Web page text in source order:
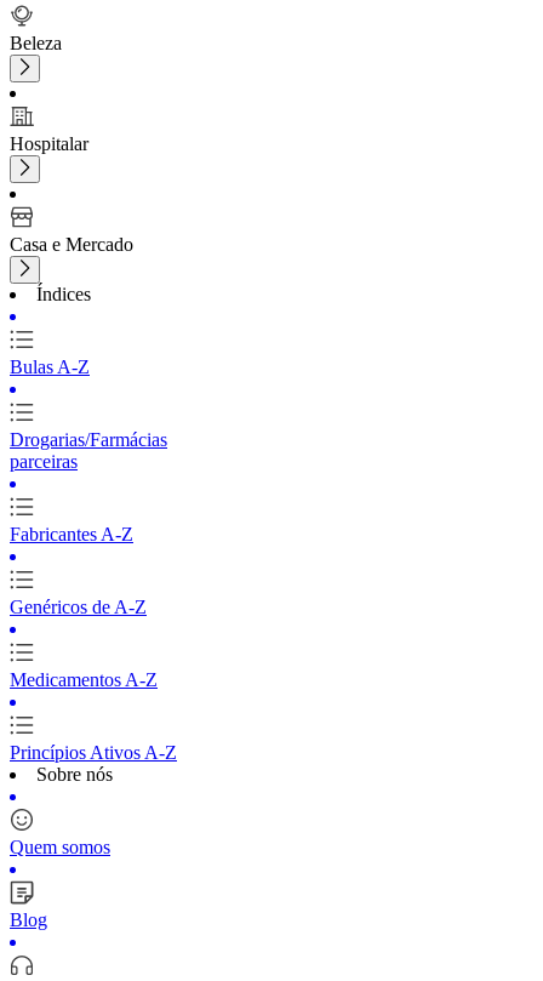
Beleza
Hospitalar
Casa e Mercado
Índices
Bulas A-Z
Drogarias/Farmácias
parceiras
Fabricantes A-Z
Genéricos de A-Z
Medicamentos A-Z
Princípios Ativos A-Z
Sobre nós
Quem somos
Blog